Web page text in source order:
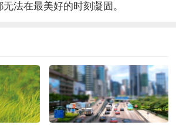
法在最美好的时刻凝固。